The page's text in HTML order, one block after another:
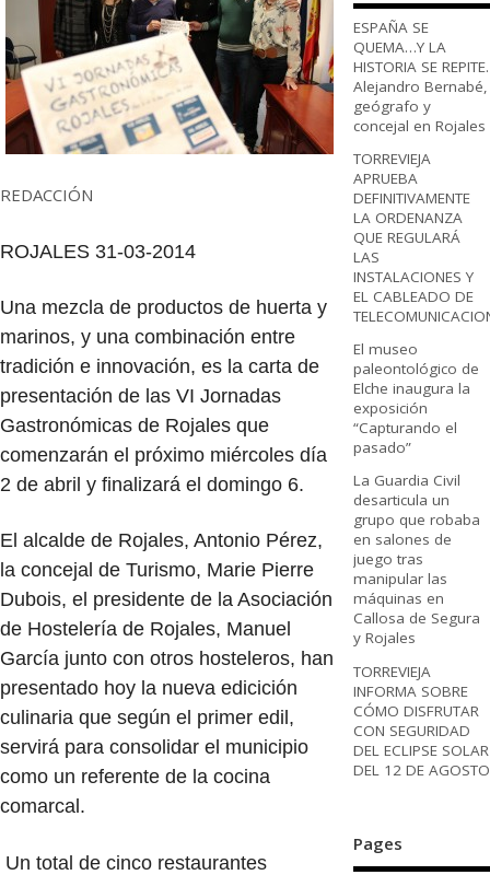
REDACCIÓN
ROJALES 31-03-2014
Una mezcla de productos de huerta y
marinos, y una combinación entre
tradición e innovación, es la carta de
presentación de las VI Jornadas
Gastronómicas de Rojales que
comenzarán el próximo miércoles día
2 de abril y finalizará el domingo 6.
El alcalde de Rojales, Antonio Pérez,
la concejal de Turismo, Marie Pierre
Dubois, el presidente de la Asociación
de Hostelería de Rojales, Manuel
García junto con otros hosteleros, han
presentado hoy la nueva edicición
culinaria que según el primer edil,
servirá para consolidar el municipio
como un referente de la cocina
comarcal.
Un total de cinco restaurantes
ESPAÑA SE
QUEMA…Y LA
HISTORIA SE REPITE.
Alejandro Bernabé,
geógrafo y
concejal en Rojales
TORREVIEJA
APRUEBA
DEFINITIVAMENTE
LA ORDENANZA
QUE REGULARÁ
LAS
INSTALACIONES Y
EL CABLEADO DE
El museo
paleontológico de
Elche inaugura la
exposición
“Capturando el
pasado”
La Guardia Civil
desarticula un
grupo que robaba
en salones de
juego tras
manipular las
máquinas en
Callosa de Segura
y Rojales
TORREVIEJA
INFORMA SOBRE
CÓMO DISFRUTAR
CON SEGURIDAD
DEL ECLIPSE SOLAR
DEL 12 DE AGOSTO
Pages